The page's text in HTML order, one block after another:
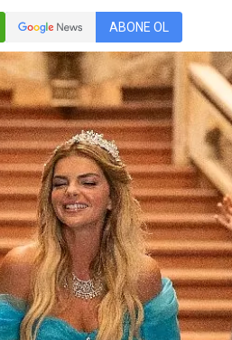
ABONE OL
hayati
olarak
temel
eğitim
ile
gelen
ve